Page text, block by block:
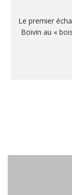
Le premier
Boivin au «